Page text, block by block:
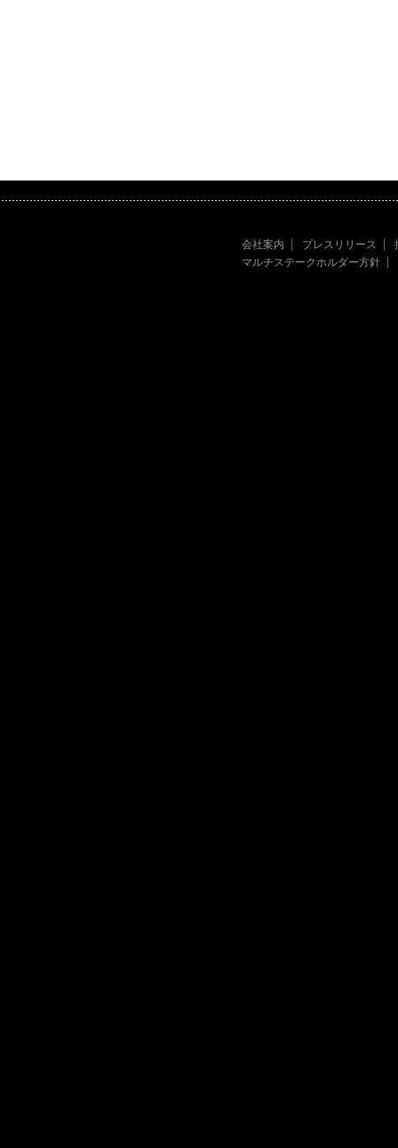
会社案内 プレスリリース
マルチステークホルダー方針